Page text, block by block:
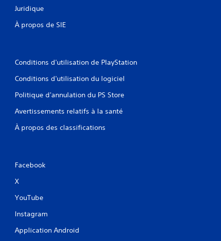
Juridique
À propos de SIE
Conditions d'utilisation de PlayStation
Conditions d'utilisation du logiciel
Politique d'annulation du PS Store
Avertissements relatifs à la santé
À propos des classifications
Facebook
X
YouTube
Instagram
Application Android